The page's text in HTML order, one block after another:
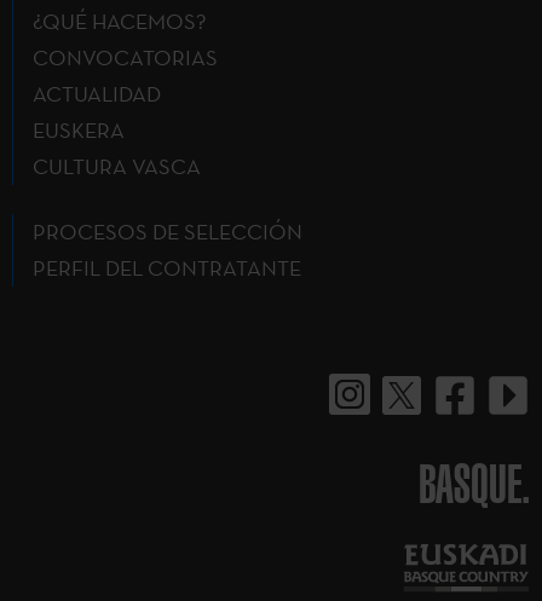
¿QUÉ HACEMOS?
CONVOCATORIAS
ACTUALIDAD
EUSKERA
CULTURA VASCA
PROCESOS DE SELECCIÓN
PERFIL DEL CONTRATANTE
BASQUE.